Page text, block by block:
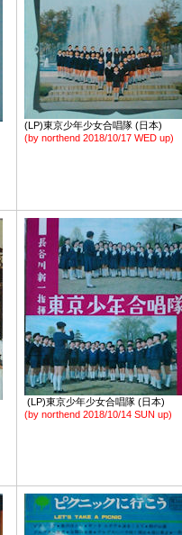
(LP)東京少年少女合唱隊 (日本)
(by northend 2018/10/17 WED up)
(LP)東京少年少女合唱隊 (日本)
(by northend 2018/10/14 SUN up)